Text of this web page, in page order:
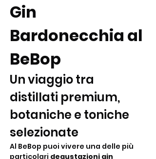
Gin
Bardonecchia al
BeBop
Un viaggio tra
distillati premium,
botaniche e toniche
selezionate
Al BeBop puoi vivere una delle più
particolari degustazioni gin